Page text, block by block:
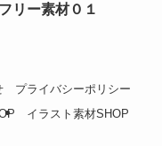
リー素材０１
プライバシーポリシー
イラスト素材SHOP